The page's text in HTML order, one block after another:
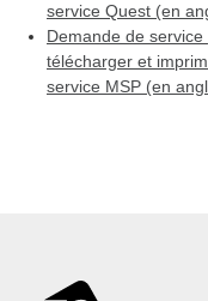
service Quest (en
Demande de
télécharger et
service MSP (en